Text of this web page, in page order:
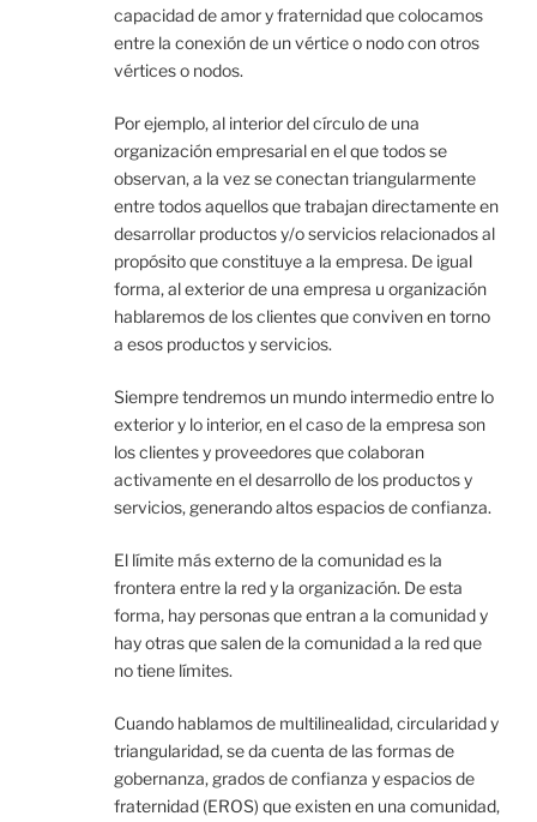
capacidad de amor y fraternidad que colocamos
entre la conexión de un vértice o nodo con otros
vértices o nodos.
Por ejemplo, al interior del círculo de una
organización empresarial en el que todos se
observan, a la vez se conectan triangularmente
entre todos aquellos que trabajan directamente en
desarrollar productos y/o servicios relacionados al
propósito que constituye a la empresa. De igual
forma, al exterior de una empresa u organización
hablaremos de los clientes que conviven en torno
a esos productos y servicios.
Siempre tendremos un mundo intermedio entre lo
exterior y lo interior, en el caso de la empresa son
los clientes y proveedores que colaboran
activamente en el desarrollo de los productos y
servicios, generando altos espacios de confianza.
El límite más externo de la comunidad es la
frontera entre la red y la organización. De esta
forma, hay personas que entran a la comunidad y
hay otras que salen de la comunidad a la red que
no tiene límites.
Cuando hablamos de multilinealidad, circularidad y
triangularidad, se da cuenta de las formas de
gobernanza, grados de confianza y espacios de
fraternidad (EROS) que existen en una comunidad,